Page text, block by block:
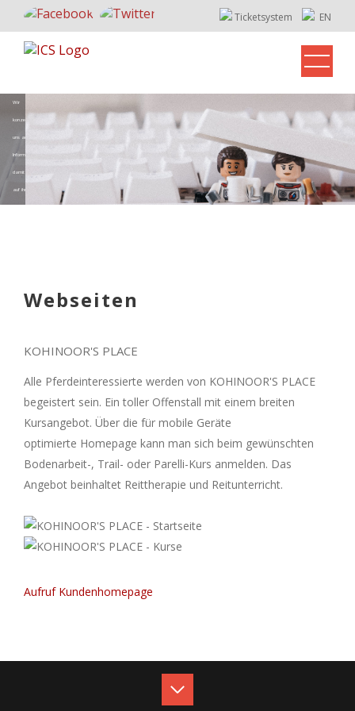
Ticketsystem EN
Wir
konzentrieren
uns auf Ihre
Informatik,
damit Sie sich
auf ihre Arbeit
Webseiten
KOHINOOR'S PLACE
Alle Pferdeinteressierte werden von KOHINOOR'S PLACE
begeistert sein. Ein toller Offenstall mit einem breiten
Kursangebot. Über die für mobile Geräte
optimierte Homepage kann man sich beim gewünschten
Bodenarbeit-, Trail- oder Parelli-Kurs anmelden. Das
Angebot beinhaltet Reittherapie und Reitunterricht.
Aufruf Kundenhomepage